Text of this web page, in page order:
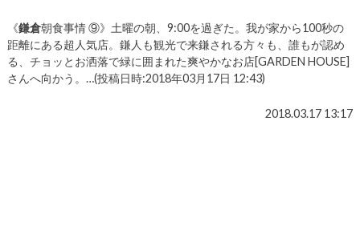
《鎌倉朝食事情 ⑨》土曜の朝、9:00を過ぎた。我が家から100秒の
距離にある超人気店。鎌人も観光で来鎌される方々も、誰もが認め
る、チョッとお洒落で緑に囲まれた爽やかなお店[GARDEN HOUSE]
さんへ向かう。…(投稿日時:2018年03月17日 12:43)
2018.03.17 13:17